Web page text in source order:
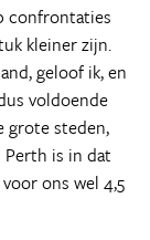
confrontaties
kleiner zijn.
geloof ik, en
voldoende
grote steden,
is in dat
ons wel 4,5